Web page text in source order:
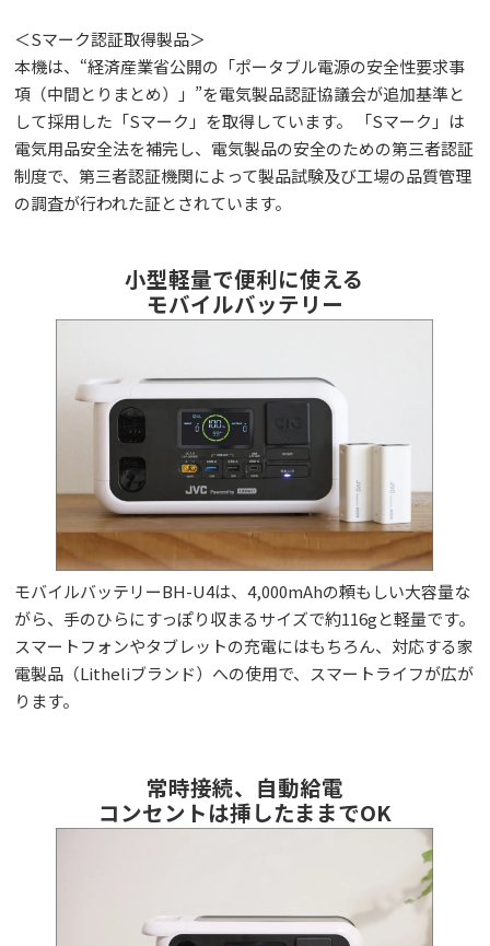
＜Sマーク認証取得製品＞
本機は、“経済産業省公開の「ポータブル電源の安全性要求事
項（中間とりまとめ）」”を電気製品認証協議会が追加基準と
して採用した「Sマーク」を取得しています。 「Sマーク」は
電気用品安全法を補完し、電気製品の安全のための第三者認証
制度で、第三者認証機関によって製品試験及び工場の品質管理
の調査が行われた証とされています。
小型軽量で便利に使える
モバイルバッテリー
モバイルバッテリーBH-U4は、4,000mAhの頼もしい大容量な
がら、手のひらにすっぽり収まるサイズで約116gと軽量です。
スマートフォンやタブレットの充電にはもちろん、対応する家
電製品（Litheliブランド）への使用で、スマートライフが広が
ります。
常時接続、自動給電
コンセントは挿したままでOK